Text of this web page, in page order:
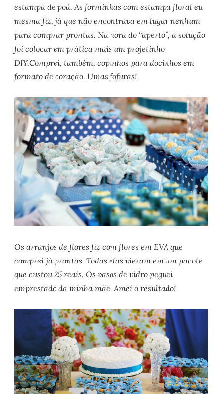
estampa de poá. As forminhas com estampa floral eu
mesma fiz, já que não encontrava em lugar nenhum
para comprar prontas. Na hora do “aperto”, a solução
foi colocar em prática mais um projetinho
DIY.Comprei, também, copinhos para docinhos em
formato de coração. Umas fofuras!
Os arranjos de flores fiz com flores em EVA que
comprei já prontas. Todas elas vieram em um pacote
que custou 25 reais. Os vasos de vidro peguei
emprestado da minha mãe. Amei o resultado!